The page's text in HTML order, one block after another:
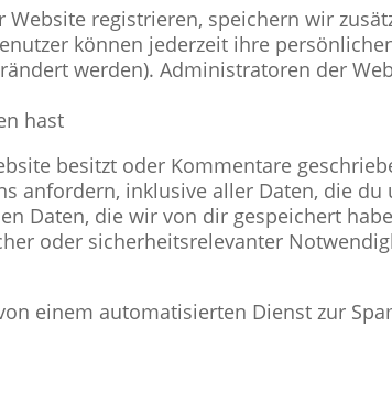
Website registrieren, speichern wir
können jederzeit ihre
werden). Administratoren der
hast
besitzt oder Kommentare
anfordern, inklusive aller Daten, die
Daten, die wir von dir gespeichert
oder sicherheitsrelevanter
einem automatisierten Dienst zur